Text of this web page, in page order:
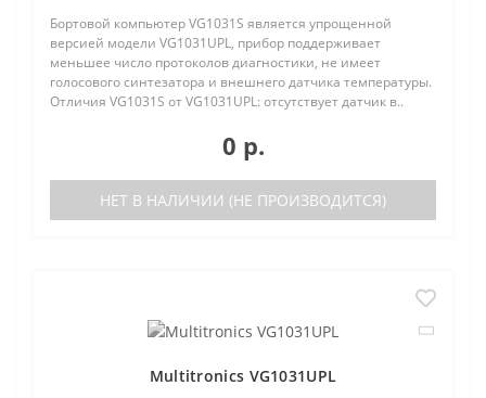
Бортовой компьютер VG1031S является упрощенной
версией модели VG1031UPL, прибор поддерживает
меньшее число протоколов диагностики, не имеет
голосового синтезатора и внешнего датчика температуры.
Отличия VG1031S от VG1031UPL: отсутствует датчик в..
0 р.
НЕТ В НАЛИЧИИ (НЕ ПРОИЗВОДИТСЯ)
Multitronics VG1031UPL